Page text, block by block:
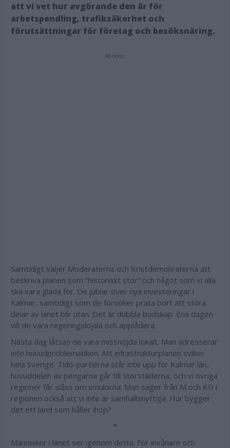
att vi vet hur avgörande den är för
arbetspendling, trafiksäkerhet och
förutsättningar för företag och besöksnäring.
Annons:
Samtidigt väljer Moderaterna och Kristdemokraterna att
beskriva planen som ”historiskt stor” och något som vi alla
ska vara glada för. De jublar över nya investeringar i
Kalmar, samtidigt som de försöker prata bort att stora
delar av länet blir utan. Det är dubbla budskap. Ena dagen
vill de vara regeringslojala och applådera.
Nästa dag låtsas de vara missnöjda lokalt. Man adresserar
inte huvudproblematiken. Att infrastrukturplanen sviker
hela Sverige. Tidö-partierna står inte upp för Kalmar län,
huvuddelen av pengarna går till storstäderna, och vi övriga
regioner får slåss om smulorna. Man säger från M och KD i
regionen också att vi inte är samhällsnyttiga. Hur bygger
det ett land som håller ihop?
*
Människor i länet ser igenom detta. För invånare och